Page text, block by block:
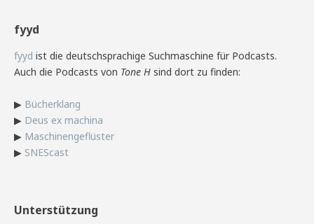
fyyd
fyyd ist die deutschsprachige Suchmaschine für Podcasts.
Auch die Podcasts von Tone H sind dort zu finden:
▶ Bücherklang
▶ Deus ex machina
▶ Maschinengeflüster
▶ SNEScast
Unterstützung